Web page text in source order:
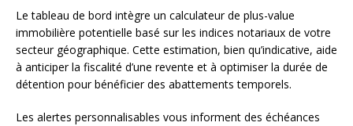
Le tableau de bord intègre un calculateur de plus-value
immobilière potentielle basé sur les indices notariaux de votre
secteur géographique. Cette estimation, bien qu’indicative, aide
à anticiper la fiscalité d’une revente et à optimiser la durée de
détention pour bénéficier des abattements temporels.
Les alertes personnalisables vous informent des échéances